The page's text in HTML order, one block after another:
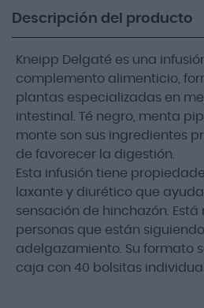
Descripción del producto
Kneipp Delgaté es una
complemento alimenticio,
plantas especializadas en
intestinal. Té negro, menta
monte son sus ingredientes
de favorecer la digestión.
Esta infusión tiene
laxante y diurético que
sensación de hinchazón.
personas que están
adelgazamiento. Su formato
caja con 40 bolsitas